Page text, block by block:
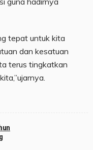
tepat untuk kita
dan kesatuan
terus tingkatkan